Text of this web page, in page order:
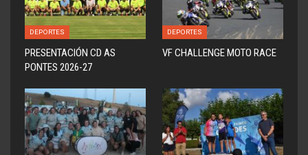
DEPORTES
PRESENTACIÓN CD AS
PONTES 2026-27
DEPORTES
VF CHALLENGE MOTO RACE